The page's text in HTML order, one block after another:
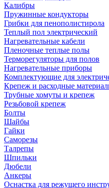
Калибры
Пружинные кондукторы
Грибки для пенополистирола
Теплый пол электрический
Нагревательные кабели
Пленочные теплые полы
Терморегуляторы для полов
Нагревательные приборы
Комплектующие для
Крепеж и расходные
Трубные хомуты и крепеж
Резьбовой крепеж
Болты
Шайбы
Гайки
Саморезы
Талрепы
Шпильки
Дюбели
Анкеры
Оснастка для режущего